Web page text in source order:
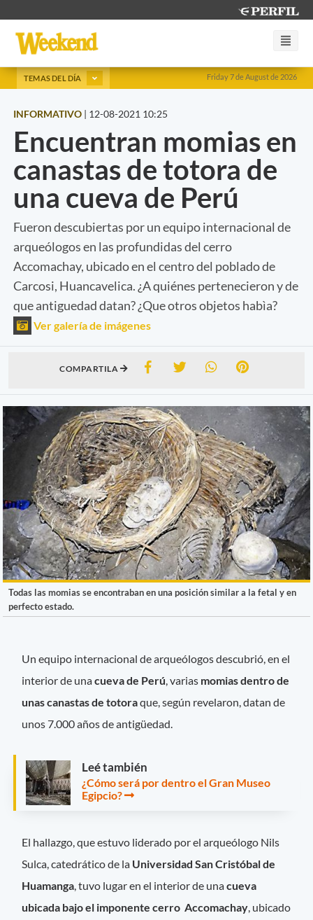
Friday 7 de August de 2026
TEMAS DEL DÍA
INFORMATIVO | 12-08-2021 10:25
Encuentran momias en
canastas de totora de
una cueva de Perú
Fueron descubiertas por un equipo internacional de
arqueólogos en las profundidas del cerro
Accomachay, ubicado en el centro del poblado de
Carcosi, Huancavelica. ¿A quiénes pertenecieron y de
que antiguedad datan? ¿Que otros objetos habìa?
Ver galería de imágenes
COMPARTILA
Todas las momias se encontraban en una posición similar a la fetal y en
perfecto estado.
Un equipo internacional de arqueólogos descubrió, en el
interior de unacueva de Perú , varias momias dentro de
unas canastas de totoraque, según revelaron, datan de
unos 7.000 años de antigüedad.
Leé también
¿Cómo será por dentro el Gran Museo
Egipcio?
El hallazgo, que estuvo liderado por el arqueólogo Nils
Sulca, catedrático de la Universidad San Cristóbal de
Huamanga, tuvo lugar en el interior de unacueva
ubicada bajo el imponente cerro Accomachay, ubicado